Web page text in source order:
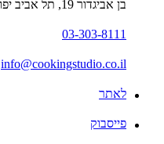
בן אביגדור 19, תל אביב יפו
03-303-8111
info@cookingstudio.co.il
לאתר
פייסבוק